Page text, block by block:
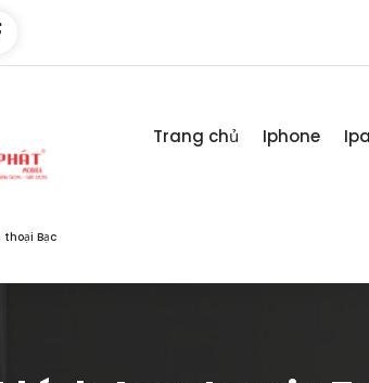
Bạc
Trang chủ Iphone